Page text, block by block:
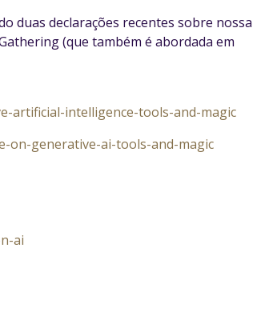
duas declarações recentes sobre nossa
(que também é abordada em
artificial-intelligence-tools-and-magic
on-generative-ai-tools-and-magic
ai